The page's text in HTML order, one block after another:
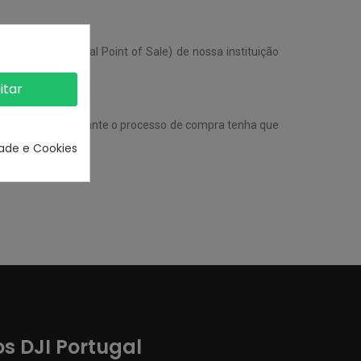
(Terminal Point of Sale) de nossa instituição
possível que durante o processo de compra tenha que
cartão.
DJI Portugal
e Cookies